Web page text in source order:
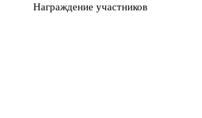
Награждение участников